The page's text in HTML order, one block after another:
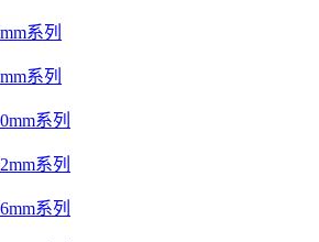
系列
系列
系列
系列
系列